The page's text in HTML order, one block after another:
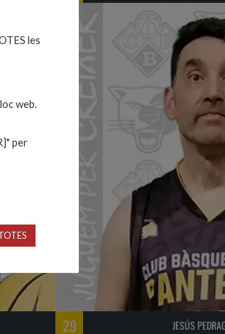
29 JESÚS
les
web.
per